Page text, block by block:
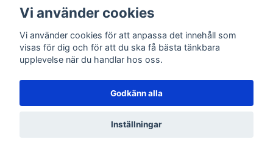
Sidor
© 2026 TIGFELDS FORDON
Vi använder cookies
Vi använder cookies för att anpassa det innehåll som
visas för dig och för att du ska få bästa tänkbara
upplevelse när du handlar hos oss.
Godkänn alla
Inställningar